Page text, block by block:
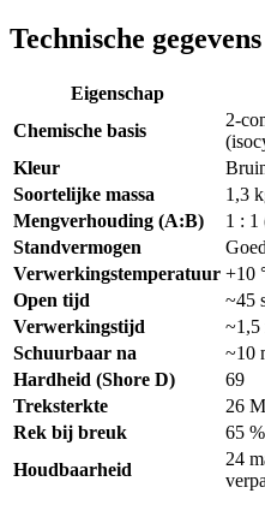
Technische gegevens
Eigenschap
Chemische basis
2-
Kleur
Soortelijke massa
1,3
Mengverhouding (A:B)
1 : 1
Standvermogen
Goed
Verwerkingstemperatuur +10
Open tijd
~45
Verwerkingstijd
~1,5
Schuurbaar na
~10
Hardheid (Shore D)
69
Treksterkte
26
Rek bij breuk
65 %
Houdbaarheid
24